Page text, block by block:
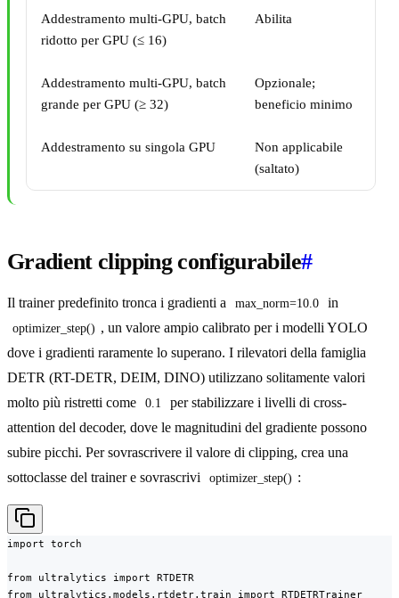
Addestramento multi-GPU, batch
ridotto per GPU (≤ 16)
Abilita
Addestramento multi-GPU, batch
grande per GPU (≥ 32)
Opzionale;
beneficio minimo
Addestramento su singola GPU
Non applicabile
(saltato)
Gradient clipping configurabile#
Il trainer predefinito tronca i gradienti a max_norm=10.0 in
optimizer_step() , un valore ampio calibrato per i modelli YOLO
dove i gradienti raramente lo superano. I rilevatori della famiglia
DETR (RT-DETR, DEIM, DINO) utilizzano solitamente valori
molto più ristretti come
0.1
per stabilizzare i livelli di cross-
attention del decoder, dove le magnitudini del gradiente possono
subire picchi. Per sovrascrivere il valore di clipping, crea una
sottoclasse del trainer e sovrascrivi
optimizer_step() :
import torch
from ultralytics import RTDETR
from ultralytics.models.rtdetr.train import RTDETRTrainer